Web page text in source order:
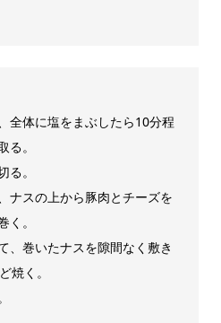
全体に塩をまぶしたら10分程
。
。
ナスの上から豚肉とチーズを
。
巻いたナスを隙間なく敷き
焼く。